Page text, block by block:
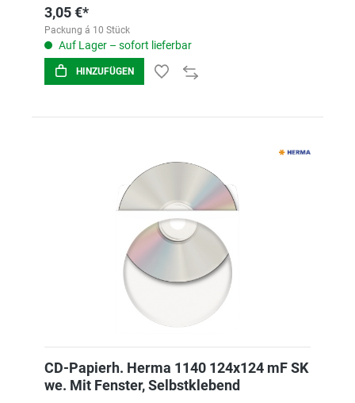
3,05 €*
Packung á 10 Stück
Auf Lager – sofort lieferbar
HINZUFÜGEN
CD-Papierh. Herma 1140 124x124 mF SK
we. Mit Fenster, Selbstklebend